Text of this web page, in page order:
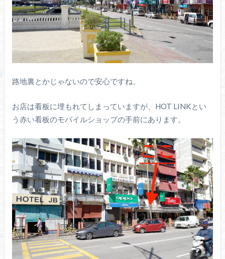
路地裏とかじゃないので安心ですね。
お店は看板に埋もれてしまっていますが、HOT LINKとい
う赤い看板のモバイルショップの手前にあります。